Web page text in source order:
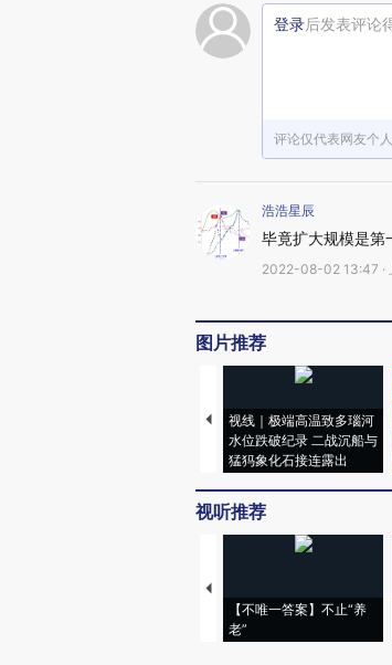
登录后发表评论
评论仅代表网友个
浩浩星辰
毕竟扩大规模是第
2022-08-02 13:47 ·
图片推荐
视线｜极端高温致多瑙河
水位跌破纪录 二战沉船与
猛犸象化石接连露出
视听推荐
【不唯一答案】不止“养
老”